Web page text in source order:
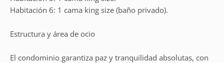
Habitación 6: 1 cama king size (baño privado).
Estructura y área de ocio
El condominio garantiza paz y tranquilidad absolutas, con